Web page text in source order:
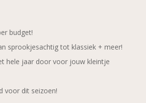
budget!
sprookjesachtig tot klassiek + meer!
hele jaar door voor jouw kleintje
voor dit seizoen!